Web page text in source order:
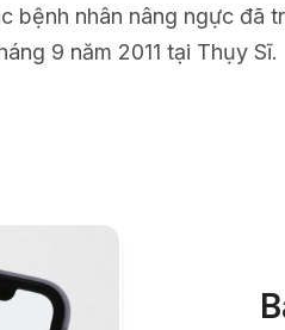
nhân nâng ngực đã
9 năm 2011 tại Thụy Sĩ.